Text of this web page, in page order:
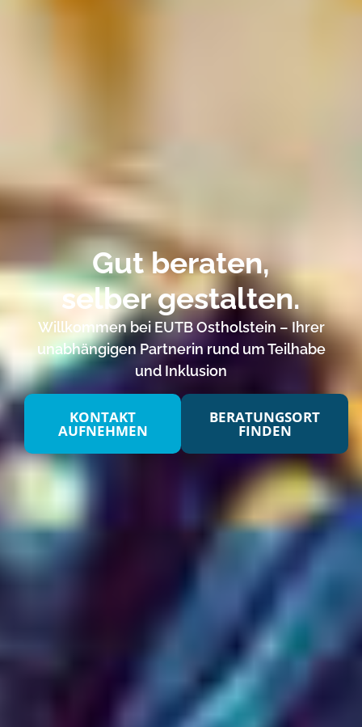
Gut beraten,
selber gestalten.
Willkommen bei EUTB Ostholstein – Ihrer
unabhängigen Partnerin rund um Teilhabe
und Inklusion
KONTAKT
AUFNEHMEN
BERATUNGSORT
FINDEN